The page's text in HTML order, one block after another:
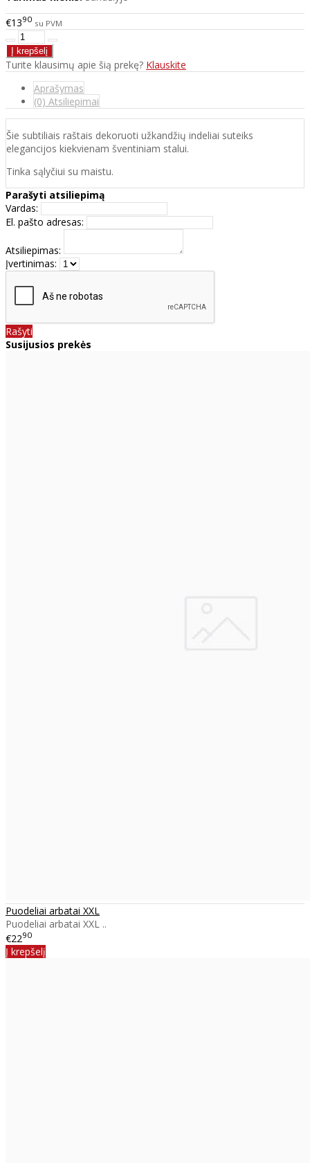
€1390 su PVM
Turite klausimų apie šią prekę? Klauskite
Aprašymas
(0) Atsiliepimai
Šie subtiliais raštais dekoruoti užkandžių indeliai suteiks
elegancijos kiekvienam šventiniam stalui.
Tinka sąlyčiui su maistu.
Parašyti atsiliepimą
Vardas:
El. pašto adresas:
Atsiliepimas:
Įvertinimas:
Rašyti
Susijusios prekės
Puodeliai arbatai XXL
Puodeliai arbatai XXL ..
€2290
Į krepšelį